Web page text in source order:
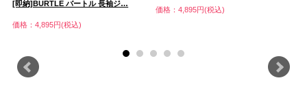
[即納]BURTLE バートル 長袖ジ…
価格：4,895円(税込)
価格：4,895円(税込)